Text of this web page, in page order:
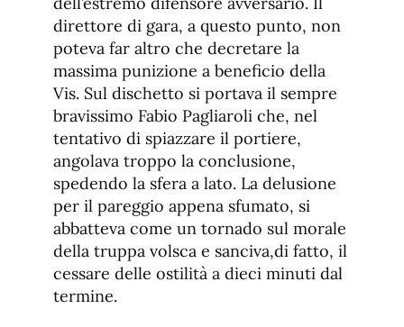
direttore di gara, a questo punto, non
poteva far altro che decretare la
massima punizione a beneficio della
Vis. Sul dischetto si portava il sempre
bravissimo Fabio Pagliaroli che, nel
tentativo di spiazzare il portiere,
angolava troppo la conclusione,
spedendo la sfera a lato. La delusione
per il pareggio appena sfumato, si
abbatteva come un tornado sul morale
della truppa volsca e sanciva,di fatto, il
cessare delle ostilità a dieci minuti dal
termine.